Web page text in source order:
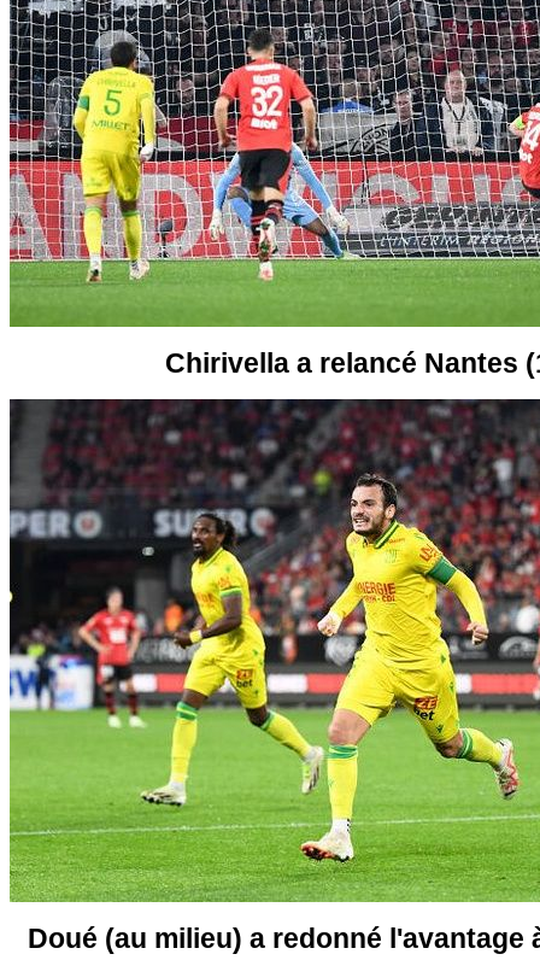
Chirivella a relancé Nantes
Doué (au milieu) a redonné l'avantage